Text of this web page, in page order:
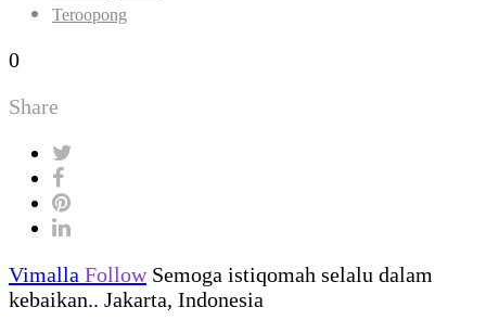
Teroopong
0
Share
Vimalla Follow Semoga istiqomah selalu dalam
kebaikan.. Jakarta, Indonesia